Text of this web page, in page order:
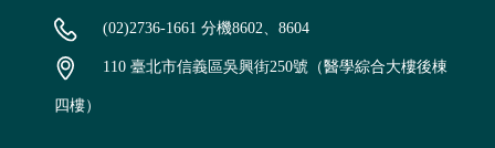
(02)2736-1661 分機8602、8604
110 臺北市信義區吳興街250號（醫學綜合大樓後棟
四樓）